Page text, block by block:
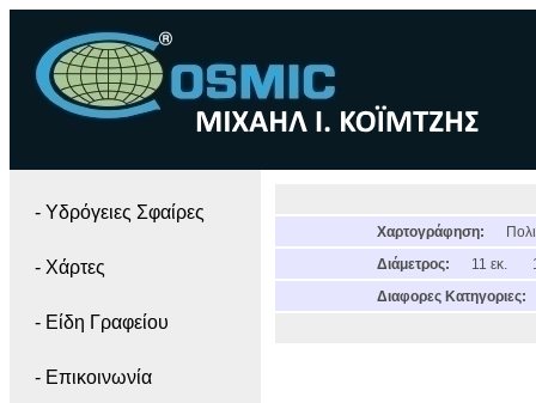
- Yδρόγειες Σφαίρες
- Χάρτες
- Είδη Γραφείου
- Επικοινωνία
Χαρτογράφηση:
Διάμετρος:
11 εκ.
Διαφορες Κατηγοριες: